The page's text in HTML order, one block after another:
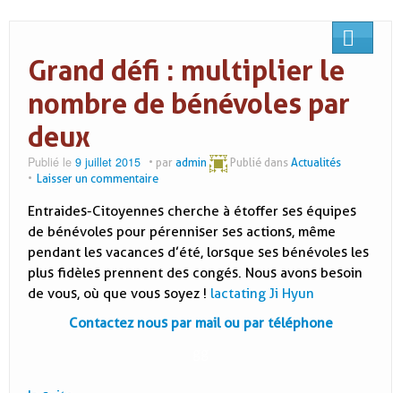
Grand défi : multiplier le
nombre de bénévoles par
deux
Publié le 9 juillet 2015 par admin Publié dansActualités
Laisser un commentaire
Entraides-Citoyennes cherche à étoffer ses équipes
de bénévoles pour pérenniser ses actions, même
pendant les vacances d’été, lorsque ses bénévoles les
plus fidèles prennent des congés. Nous avons besoin
de vous, où que vous soyez ! lactating Ji Hyun
Contactez nous par mail ou par téléphone